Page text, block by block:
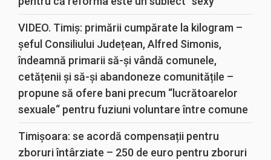
VIDEO. Timiș: primării cumpărate la kilogram –
șeful Consiliului Județean, Alfred Simonis,
îndeamnă primarii să-și vândă comunele,
cetățenii și să-și abandoneze comunitățile –
propune să ofere bani precum “lucrătoarelor
sexuale“ pentru fuziuni voluntare între comune
Timișoara: se acordă compensații pentru
zboruri întârziate – 250 de euro pentru zboruri